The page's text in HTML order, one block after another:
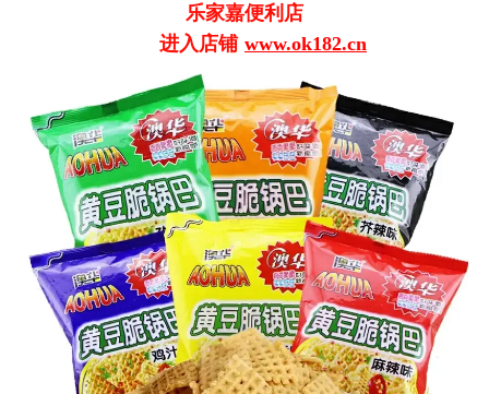
乐家嘉便利店
进入店铺 www.ok182.cn